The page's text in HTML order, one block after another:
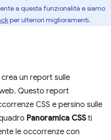
a questa funzionalità e siamo
per ulteriori miglioramenti.
crea un report sulle
Questo report
CSS e persino sulle
Panoramica CSSti
le occorrenze con